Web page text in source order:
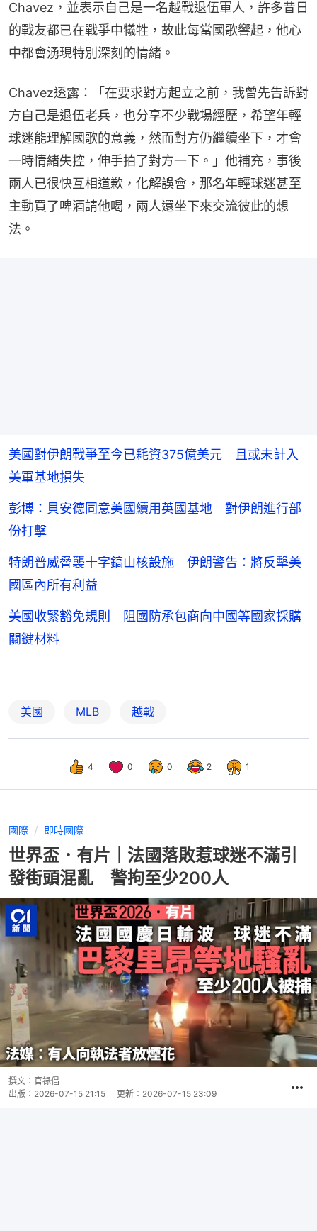
Chavez，並表示自己是一名越戰退伍軍人，許多昔日
的戰友都已在戰爭中犧牲，故此每當國歌響起，他心
中都會湧現特別深刻的情緒。
Chavez透露：「在要求對方起立之前，我曾先告訴對
方自己是退伍老兵，也分享不少戰場經歷，希望年輕
球迷能理解國歌的意義，然而對方仍繼續坐下，才會
一時情緒失控，伸手拍了對方一下。」他補充，事後
兩人已很快互相道歉，化解誤會，那名年輕球迷甚至
主動買了啤酒請他喝，兩人還坐下來交流彼此的想
法。
美國對伊朗戰爭至今已耗資375億美元 且或未計入
美軍基地損失
彭博：貝安德同意美國續用英國基地 對伊朗進行部
份打擊
特朗普威脅襲十字鎬山核設施 伊朗警告：將反擊美
國區內所有利益
美國收緊豁免規則 阻國防承包商向中國等國家採購
關鍵材料
美國 MLB 越戰
4 0 0 2 1
國際 即時國際
世界盃．有片｜法國落敗惹球迷不滿引
發街頭混亂 警拘至少200人
撰文： 官祿倡
出版： 2026-07-15 21:15 更新： 2026-07-15 23:09